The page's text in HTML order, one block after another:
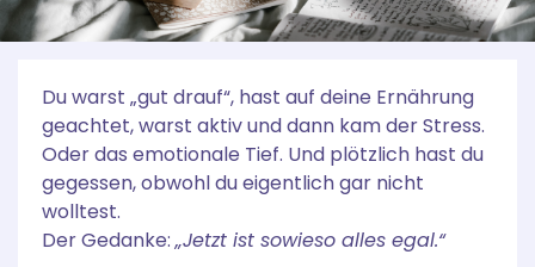
Du warst „gut drauf“, hast auf deine Ernährung
geachtet, warst aktiv und dann kam der Stress.
Oder das emotionale Tief. Und plötzlich hast du
gegessen, obwohl du eigentlich gar nicht
wolltest.
Der Gedanke:„Jetzt ist sowieso alles egal.“